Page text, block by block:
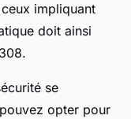
impliquant
doit ainsi
se
opter pour